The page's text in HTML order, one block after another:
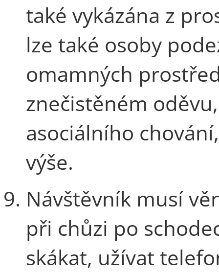
také vykázána z
lze také osoby
omamných
znečistěném
asociálního
výše.
Návštěvník musí
při chůzi po
skákat, užívat